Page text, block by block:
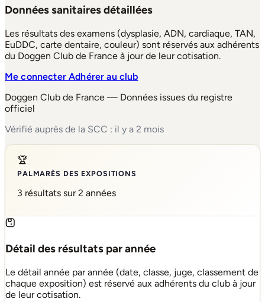
Données sanitaires détaillées
Les résultats des examens (dysplasie, ADN, cardiaque, TAN,
EuDDC, carte dentaire, couleur) sont réservés aux adhérents
du Doggen Club de France à jour de leur cotisation.
Me connecterAdhérer au club
Doggen Club de France — Données issues du registre
officiel
Vérifié auprès de la SCC : il y a 2 mois
🏆
PALMARÈS DES EXPOSITIONS
3 résultats sur 2 années
Détail des résultats par année
Le détail année par année (date, classe, juge, classement de
chaque exposition) est réservé aux adhérents du club à jour
de leur cotisation.